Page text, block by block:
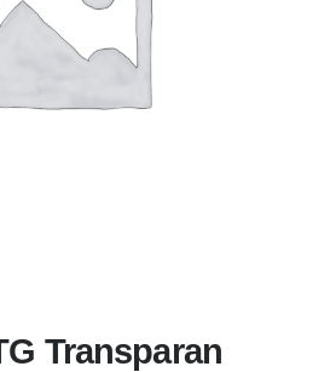
Transparan